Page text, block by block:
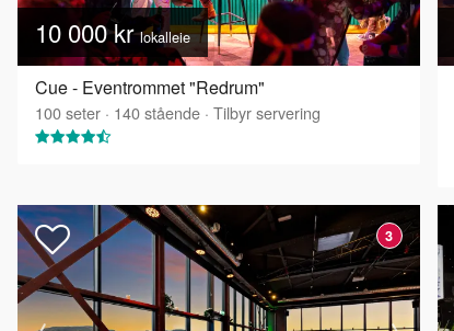
10 000 krlokalleie
Cue - Eventrommet "Redrum"
100seter · 140stående · Tilbyr servering
3